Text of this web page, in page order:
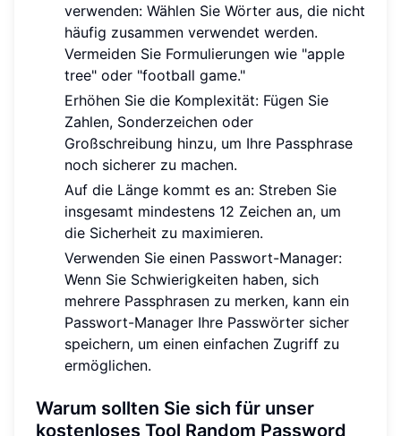
verwenden: Wählen Sie Wörter aus, die nicht
häufig zusammen verwendet werden.
Vermeiden Sie Formulierungen wie "apple
tree" oder "football game."
Erhöhen Sie die Komplexität: Fügen Sie
Zahlen, Sonderzeichen oder
Großschreibung hinzu, um Ihre Passphrase
noch sicherer zu machen.
Auf die Länge kommt es an: Streben Sie
insgesamt mindestens 12 Zeichen an, um
die Sicherheit zu maximieren.
Verwenden Sie einen Passwort-Manager:
Wenn Sie Schwierigkeiten haben, sich
mehrere Passphrasen zu merken, kann ein
Passwort-Manager Ihre Passwörter sicher
speichern, um einen einfachen Zugriff zu
ermöglichen.
Warum sollten Sie sich für unser
kostenloses Tool Random Password